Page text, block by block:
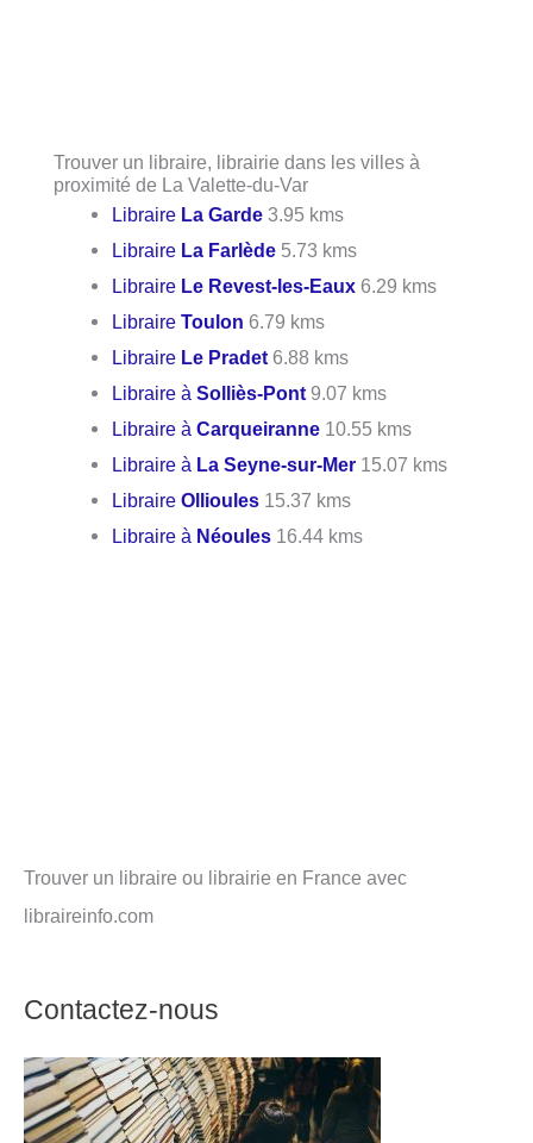
Trouver un libraire, librairie dans les villes à
proximité de La Valette-du-Var
Libraire La Garde 3.95 kms
Libraire La Farlède 5.73 kms
Libraire Le Revest-les-Eaux 6.29 kms
LibraireToulon 6.79 kms
Libraire Le Pradet 6.88 kms
Libraire àSolliès-Pont 9.07 kms
Libraire àCarqueiranne 10.55 kms
Libraire à La Seyne-sur-Mer 15.07 kms
LibraireOllioules 15.37 kms
Libraire à Néoules 16.44 kms
Trouver un libraire ou librairie en France avec
libraireinfo.com
Contactez-nous